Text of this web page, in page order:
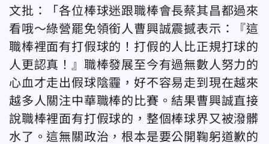
文批：「各位棒球迷跟職棒會長蔡其昌都過來
看哦～綠營罷免領銜人曹興誠震撼表示：『這
職棒裡面有打假球的！打假的人比正規打球的
人更認真！』職棒發展至今有過無數人努力的
心血才走出假球陰霾，好不容易走到現在越來
越多人關注中華職棒的比賽。結果曹興誠直接
說職棒裡面有打假球的，整個棒球界又被潑髒
水了。這無關政治，根本是要公開鞠躬道歉的